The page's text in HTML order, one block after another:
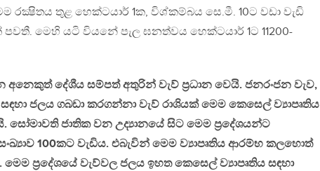
රක්‍ෂිතය තුළ හෙක්ටයාර් 1ක, විශ්කම්බය සෙ.මී. 10ට වඩා වැඩි
පවතී. මෙහි යටි වියනේ පැල ඝනත්වය හෙක්ටයාර් 1ට 11200-
අනෙකුත් දේශීය සම්පත් අතුරින් වැව් ප්‍රධාන වෙයි. ජනරංජන වැව,
ජලය ගබඩා කරගන්නා වැව් රාශියක් මෙම කෙසෙල් ව්‍යාපෘතිය
සෝමාවති ජාතික වන උද්‍යානයේ සිට මෙම ප්‍රදේශයන්ට
100කට වැඩිය. එබැවින් මෙම ව්‍යාපෘතිය ආරම්භ කලහොත්
ප්‍රදේශයේ වැව්වල ජලය ඉහත කෙසෙල් ව්‍යාපෘතිය සඳහා